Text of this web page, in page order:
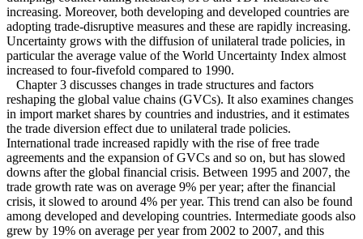
increasing. Moreover, both developing and developed countries are
adopting trade-disruptive measures and these are rapidly increasing.
Uncertainty grows with the diffusion of unilateral trade policies, in
particular the average value of the World Uncertainty Index almost
increased to four-fivefold compared to 1990.
Chapter 3 discusses changes in trade structures and factors
reshaping the global value chains (GVCs). It also examines changes
in import market shares by countries and industries, and it estimates
the trade diversion effect due to unilateral trade policies.
International trade increased rapidly with the rise of free trade
agreements and the expansion of GVCs and so on, but has slowed
downs after the global financial crisis. Between 1995 and 2007, the
trade growth rate was on average 9% per year; after the financial
crisis, it slowed to around 4% per year. This trend can also be found
among developed and developing countries. Intermediate goods also
grew by 19% on average per year from 2002 to 2007, and this